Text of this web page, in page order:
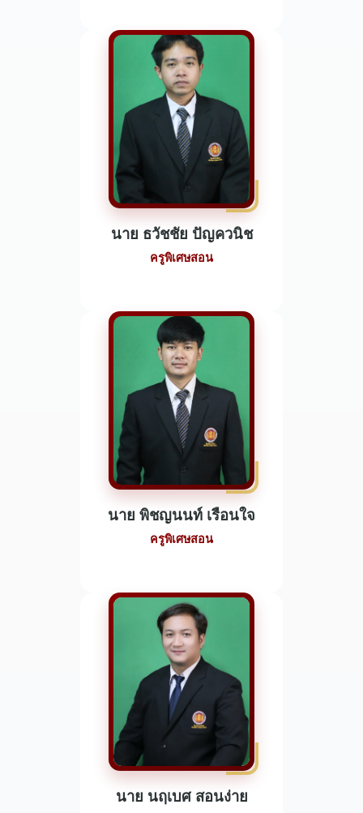
นาย ธวัชชัย ปัญควนิช
ครูพิเศษสอน
นาย พิชญนนท์ เรือนใจ
ครูพิเศษสอน
นาย นฤเบศ สอนง่าย